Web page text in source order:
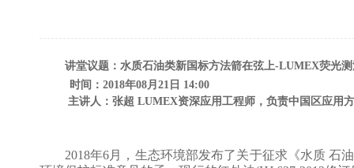
讲堂议题：水质石油类新国标方法箭在弦上-LUMEX荧光
时间：2018年08月21日 14:00
主讲人：张超 LUMEX资深应用工程师，负责中国区应用
2018年6月，生态环境部发布了关于征求《水质 石